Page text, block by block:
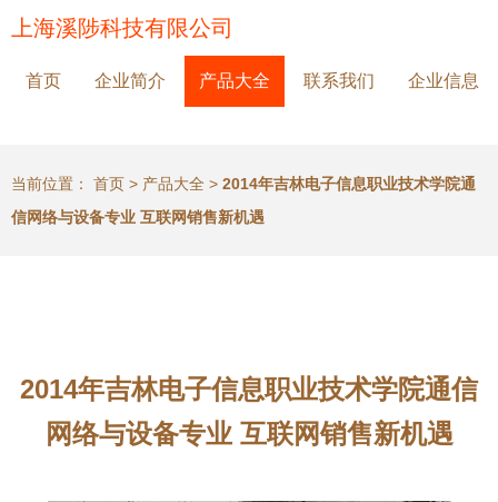
上海溪陟科技有限公司
首页 企业简介 产品大全 联系我们 企业信息
当前位置： 首页 > 产品大全 > 2014年吉林电子信息职业技术学院通
信网络与设备专业 互联网销售新机遇
2014年吉林电子信息职业技术学院通信
网络与设备专业 互联网销售新机遇